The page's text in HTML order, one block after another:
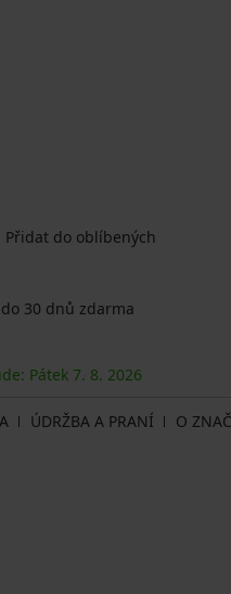
Přidat do oblíbených
30 dnů zdarma
Pátek 7. 8. 2026
ÚDRŽBA A PRANÍ
O